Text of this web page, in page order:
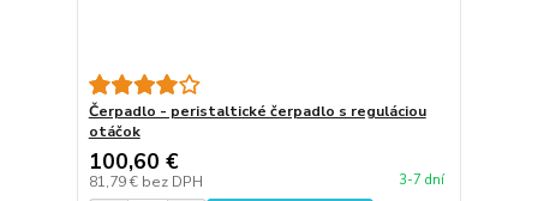
Čerpadlo - peristaltické čerpadlo s reguláciou
otáčok
100,60 €
81,79 € bez DPH 3-7 dní